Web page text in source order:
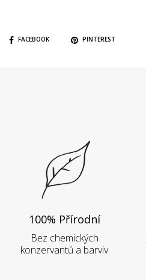
FACEBOOK PINTEREST
100% Přírodní
Bez chemických
konzervantů a barviv